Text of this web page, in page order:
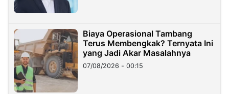
Biaya Operasional Tambang
Terus Membengkak? Ternyata Ini
yang Jadi Akar Masalahnya
07/08/2026 - 00:15